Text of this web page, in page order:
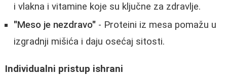
i vlakna i vitamine koje su ključne za zdravlje.
"Meso je nezdravo" - Proteini iz mesa pomažu u
izgradnji mišića i daju osećaj sitosti.
Individualni pristup ishrani